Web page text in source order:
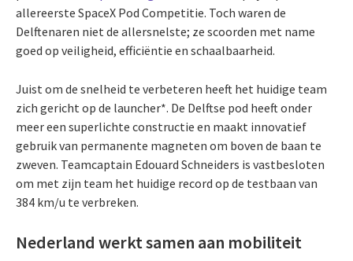
allereerste SpaceX Pod Competitie. Toch waren de
Delftenaren niet de allersnelste; ze scoorden met name
goed op veiligheid, efficiëntie en schaalbaarheid.
Juist om de snelheid te verbeteren heeft het huidige team
zich gericht op de launcher*. De Delftse pod heeft onder
meer een superlichte constructie en maakt innovatief
gebruik van permanente magneten om boven de baan te
zweven. Teamcaptain Edouard Schneiders is vastbesloten
om met zijn team het huidige record op de testbaan van
384 km/u te verbreken.
Nederland werkt samen aan mobiliteit